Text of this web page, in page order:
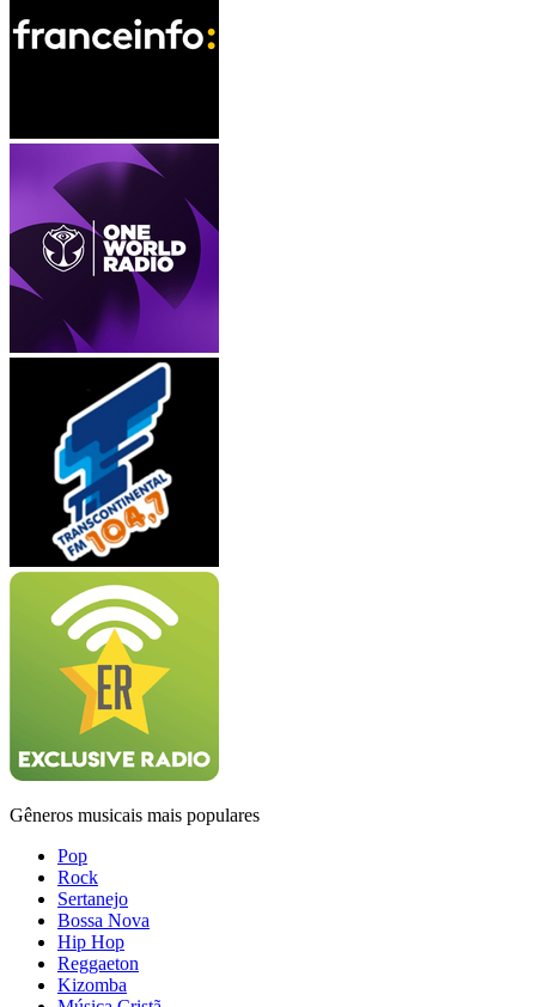
Gêneros musicais mais populares
Pop
Rock
Sertanejo
Bossa Nova
Hip Hop
Reggaeton
Kizomba